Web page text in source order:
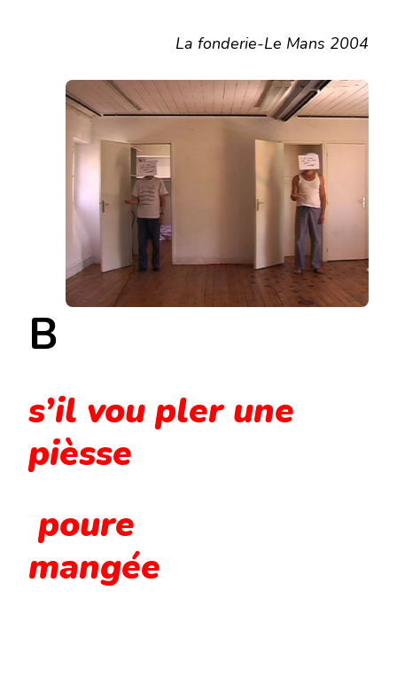
La fonderie-Le Mans 2004
B
s’il vou pler une
pièsse
poure
mangée